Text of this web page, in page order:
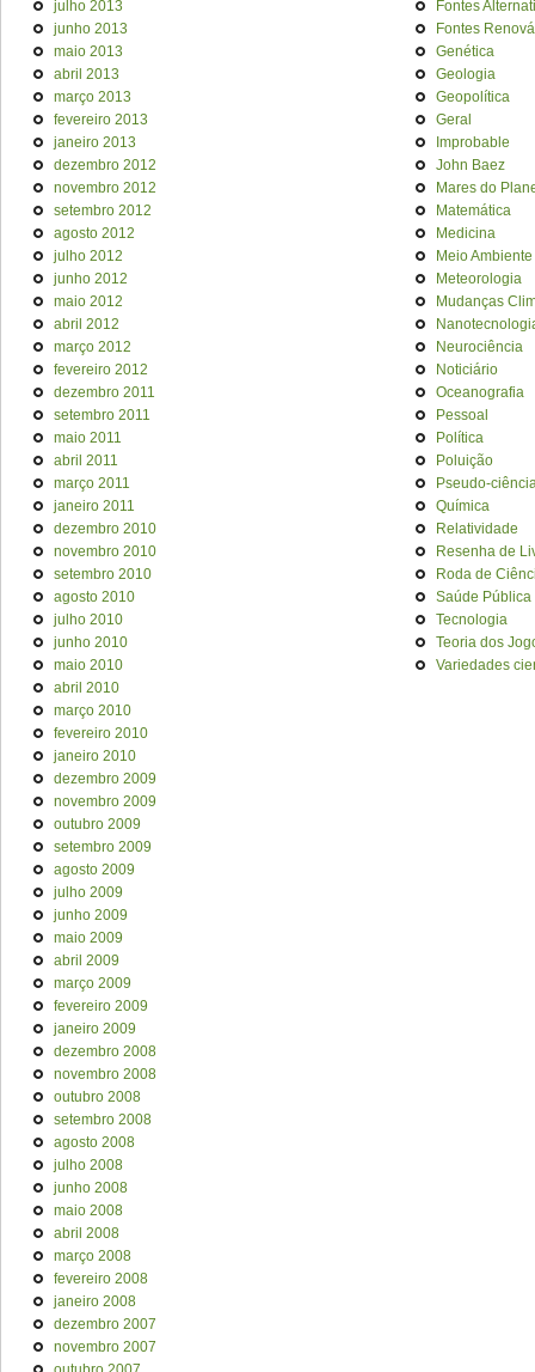
julho 2013
junho 2013
maio 2013
abril 2013
março 2013
fevereiro 2013
janeiro 2013
dezembro 2012
novembro 2012
setembro 2012
agosto 2012
julho 2012
junho 2012
maio 2012
abril 2012
março 2012
fevereiro 2012
dezembro 2011
setembro 2011
maio 2011
abril 2011
março 2011
janeiro 2011
dezembro 2010
novembro 2010
setembro 2010
agosto 2010
julho 2010
junho 2010
maio 2010
abril 2010
março 2010
fevereiro 2010
janeiro 2010
dezembro 2009
novembro 2009
outubro 2009
setembro 2009
agosto 2009
julho 2009
junho 2009
maio 2009
abril 2009
março 2009
fevereiro 2009
janeiro 2009
dezembro 2008
novembro 2008
outubro 2008
setembro 2008
agosto 2008
julho 2008
junho 2008
maio 2008
abril 2008
março 2008
fevereiro 2008
janeiro 2008
dezembro 2007
novembro 2007
Fontes
Fontes
Genética
Geologia
Geopolítica
Geral
Improbable
John Baez
Mares do
Matemática
Medicina
Meio Ambiente
Meteorologia
Mudanças
Neurociência
Noticiário
Oceanografia
Pessoal
Política
Poluição
Pseudo-
Química
Relatividade
Resenha de
Roda de
Saúde Pública
Tecnologia
Teoria dos
Variedades